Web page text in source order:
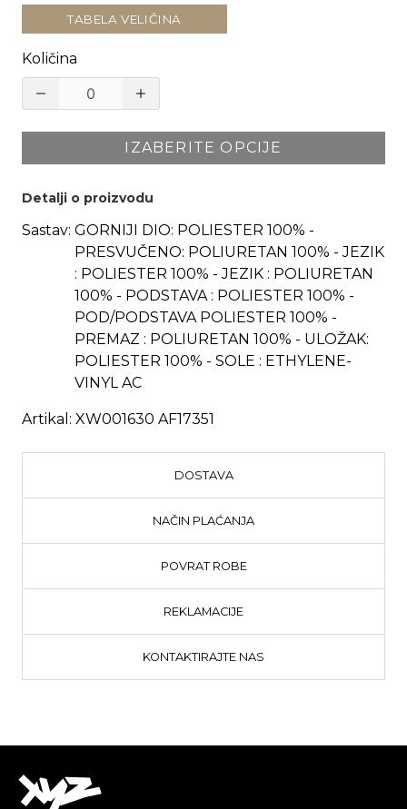
TABELA VELIČINA
Količina
IZABERITE OPCIJE
Detalji o proizvodu
Sastav: GORNIJI DIO: POLIESTER 100% -
PRESVUČENO: POLIURETAN 100% - JEZIK
: POLIESTER 100% - JEZIK : POLIURETAN
100% - PODSTAVA : POLIESTER 100% -
POD/PODSTAVA POLIESTER 100% -
PREMAZ : POLIURETAN 100% - ULOŽAK:
POLIESTER 100% - SOLE : ETHYLENE-
VINYL AC
Artikal: XW001630 AF17351
DOSTAVA
NAČIN PLAĆANJA
POVRAT ROBE
REKLAMACIJE
KONTAKTIRAJTE NAS